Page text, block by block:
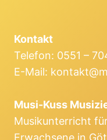
Kontakt
Telefon: 0551 –
E-Mail:
Musi-Kuss
Musikunterricht
Erwachsene in